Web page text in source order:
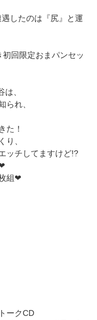
したのは『尻』と運
初回限定おまパンセッ
、
られ、
た！
り、
ッチしてますけど!?
❤
組❤
ークCD